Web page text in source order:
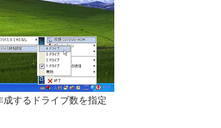
成するドライブ数を指定